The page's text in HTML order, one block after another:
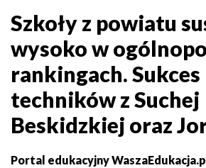
Szkoły z powiatu
wysoko w
rankingach.
techników z Suchej
Beskidzkiej oraz
Portal edukacyjny WaszaEdukacja.pl